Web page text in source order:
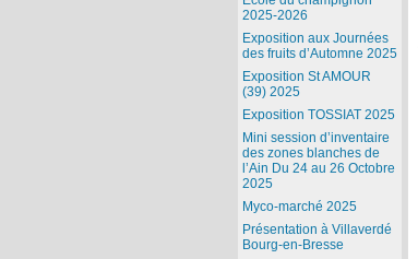
2025-2026
Exposition aux Journées
des fruits d’Automne 2025
Exposition St AMOUR
(39) 2025
Exposition TOSSIAT 2025
Mini session d’inventaire
des zones blanches de
l’Ain Du 24 au 26 Octobre
2025
Myco-marché 2025
Présentation à Villaverdé
Bourg-en-Bresse